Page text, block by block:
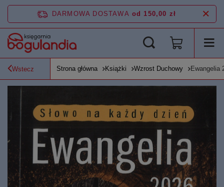
DARMOWA DOSTAWA od 150,00 zł
Wstecz Strona główna Książki Wzrost Duchowy Ewangelia